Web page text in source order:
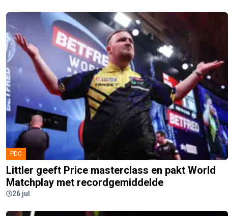
PDC
Littler geeft Price masterclass en pakt World
Matchplay met recordgemiddelde
26 jul